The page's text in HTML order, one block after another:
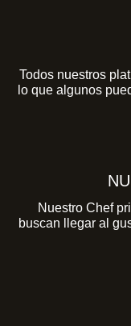
Todos nuestros
lo que algunos
Nuestro Chef
buscan llegar al